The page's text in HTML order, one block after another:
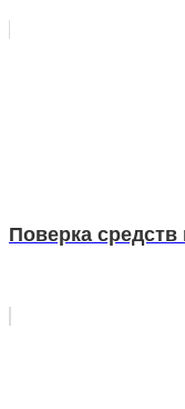
Поверка средств